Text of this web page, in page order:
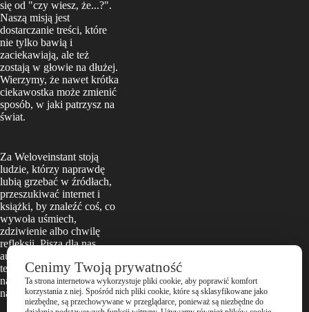
się od "czy wiesz, że...?".
Naszą misją jest
dostarczanie treści, które
nie tylko bawią i
zaciekawiają, ale też
zostają w głowie na dłużej.
Wierzymy, że nawet krótka
ciekawostka może zmienić
sposób, w jaki patrzysz na
świat.
Za Weloveinstant stoją
ludzie, którzy naprawdę
lubią grzebać w źródłach,
przeszukiwać internet i
książki, by znaleźć coś, co
wywoła uśmiech,
zdziwienie albo chwilę
refleksji. Piszą dla nas
autorzy z pasją, a każdy
tekst przechodzi przez
nasze wewnętrzne „czy to
naprawdę ciekawe?” sito.
Cenimy Twoją prywatność
Ta strona internetowa wykorzystuje pliki cookie, aby poprawić komfort
korzystania z niej. Spośród nich pliki cookie, które są sklasyfikowane jako
niezbędne, są przechowywane w przeglądarce, ponieważ są niezbędne do